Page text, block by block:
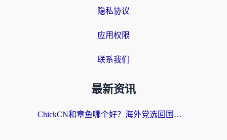
隐私协议
应用权限
联系我们
最新资讯
ChickCN和章鱼哪个好？海外党选回国加速器的3个关键维度 + 实用避坑指南